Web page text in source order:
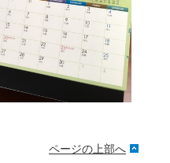
ページの上部へ